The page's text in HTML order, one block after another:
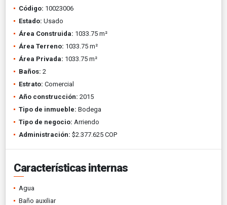
Código: 10023006
Estado: Usado
Área Construida: 1033.75 m²
Área Terreno: 1033.75 m²
Área Privada: 1033.75 m²
Baños: 2
Estrato: Comercial
Año construcción: 2015
Tipo de inmueble: Bodega
Tipo de negocio: Arriendo
Administración: $2.377.625 COP
Características internas
Agua
Baño auxiliar